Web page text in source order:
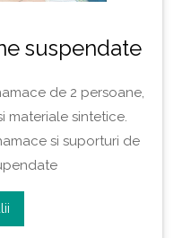
suspendate
de 2 persoane,
materiale sintetice.
si suporturi de